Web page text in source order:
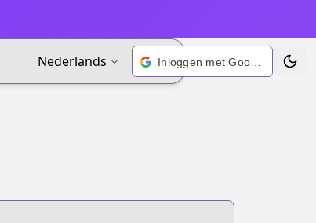
Nederlands